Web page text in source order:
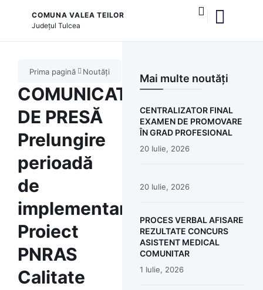
COMUNA VALEA TEILOR
JudețulTulcea
Prima pagină Noutăți
COMUNICAT
DE PRESĂ
Prelungire
perioadă
de
implementare
Proiect
PNRAS
Calitate
Mai multe noutăți
CENTRALIZATOR FINAL
EXAMEN DE PROMOVARE
ÎN GRAD PROFESIONAL
20 Iulie, 2026
20 Iulie, 2026
PROCES VERBAL AFISARE
REZULTATE CONCURS
ASISTENT MEDICAL
COMUNITAR
1 Iulie, 2026